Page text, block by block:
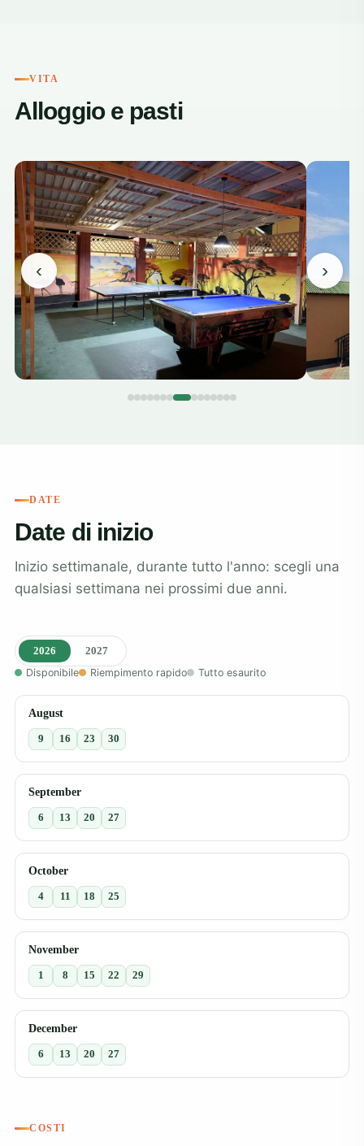
VITA
Alloggio e pasti
‹ ›
DATE
Date di inizio
Inizio settimanale, durante tutto l'anno: scegli una
qualsiasi settimana nei prossimi due anni.
2026
2027
Disponibile
Riempimento rapido Tutto esaurito
August
9 16 23 30
September
6 13 20 27
October
4 11 18 25
November
1 8 15 22 29
December
6 13 20 27
COSTI